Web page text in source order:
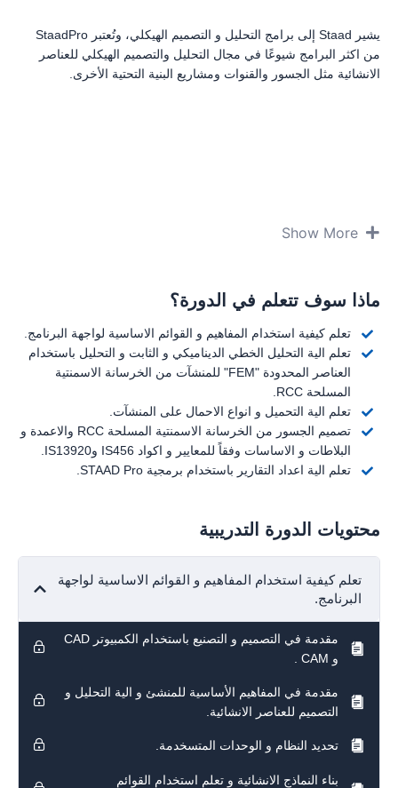
يشير Staad إلى برامج التحليل و التصميم الهيكلي، وتُعتبر StaadPro
من اكثر البرامج شيوعًا في مجال التحليل والتصميم الهيكلي للعناصر
الانشائية مثل الجسور والقنوات ومشاريع البنية التحتية الأخرى.
Show More
ماذا سوف تتعلم في الدورة؟
تعلم كيفية استخدام المفاهيم و القوائم الاساسية لواجهة البرنامج.
تعلم الية التحليل الخطي الديناميكي و الثابت و التحليل باستخدام
العناصر المحدودة "FEM" للمنشآت من الخرسانة الاسمنتية
المسلحة RCC.
تعلم الية التحميل و انواع الاحمال على المنشآت.
تصميم الجسور من الخرسانة الاسمنتية المسلحة RCC والاعمدة و
البلاطات و الاساسات وفقاً للمعايير و اكواد IS456 وIS13920.
تعلم الية اعداد التقارير باستخدام برمجية STAAD Pro.
محتويات الدورة التدريبية
تعلم كيفية استخدام المفاهيم و القوائم الاساسية لواجهة
البرنامج.
مقدمة في التصميم و التصنيع باستخدام الكمبيوتر CAD
و CAM .
مقدمة في المفاهيم الأساسية للمنشئ و الية التحليل و
التصميم للعناصر الانشائية.
تحديد النظام و الوحدات المتسخدمة.
بناء النماذج الانشائية و تعلم استخدام القوائم